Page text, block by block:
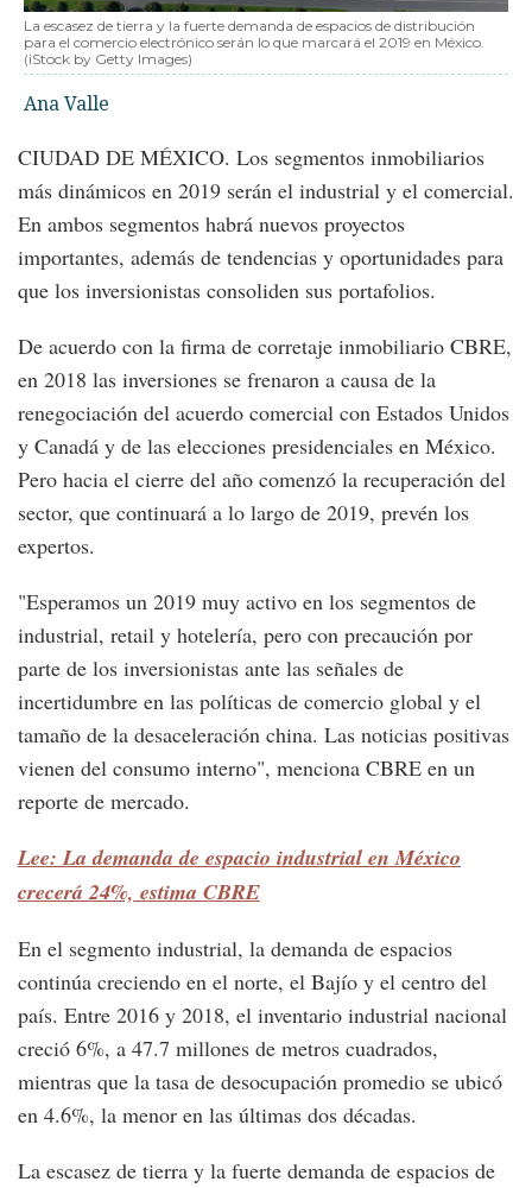
La escasez de tierra y la fuerte demanda de espacios de distribución
para el comercio electrónico serán lo que marcará el 2019 en México.
(iStock by Getty Images)
Ana Valle
CIUDAD DE MÉXICO. Los segmentos inmobiliarios
más dinámicos en 2019 serán el industrial y el comercial.
En ambos segmentos habrá nuevos proyectos
importantes, además de tendencias y oportunidades para
que los inversionistas consoliden sus portafolios.
De acuerdo con la firma de corretaje inmobiliario CBRE,
en 2018 las inversiones se frenaron a causa de la
renegociación del acuerdo comercial con Estados Unidos
y Canadá y de las elecciones presidenciales en México.
Pero hacia el cierre del año comenzó la recuperación del
sector, que continuará a lo largo de 2019, prevén los
expertos.
"Esperamos un 2019 muy activo en los segmentos de
industrial, retail y hotelería, pero con precaución por
parte de los inversionistas ante las señales de
incertidumbre en las políticas de comercio global y el
tamaño de la desaceleración china. Las noticias positivas
vienen del consumo interno", menciona CBRE en un
reporte de mercado.
Lee: La demanda de espacio industrial en México
crecerá 24%, estima CBRE
En el segmento industrial, la demanda de espacios
continúa creciendo en el norte, el Bajío y el centro del
país. Entre 2016 y 2018, el inventario industrial nacional
creció 6%, a 47.7 millones de metros cuadrados,
mientras que la tasa de desocupación promedio se ubicó
en 4.6%, la menor en las últimas dos décadas.
La escasez de tierra y la fuerte demanda de espacios de